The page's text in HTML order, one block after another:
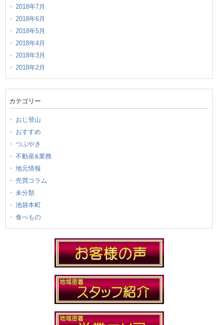
2018年7月
2018年6月
2018年5月
2018年4月
2018年3月
2018年2月
カテゴリー
おじ登山
おすすめ
つぶやき
不動産&業務
地元情報
売買コラム
未分類
池袋本町
食べもの